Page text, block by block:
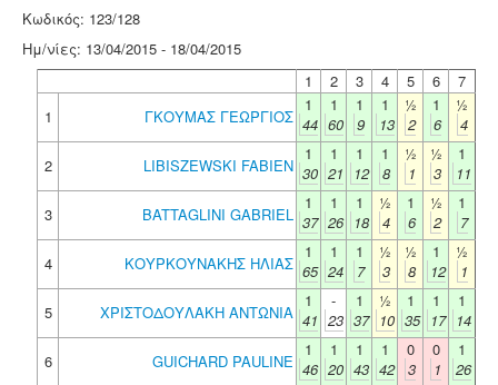
Κωδικός: 123/128
Ημ/νίες: 13/04/2015 - 18/04/2015
1
2 3 4 5 6
7
1
ΓΚΟΥΜΑΣ ΓΕΩΡΓΙΟΣ
1
44
1
60
1
9
1
13
½
2
1
6
½
4
2
LIBISZEWSKI FABIEN
1
30
1
21
1
12
1
8
½
1
½
3
1
11
3
BATTAGLINI GABRIEL
1
37
1
26
1
18
½
4
1
6
½
2
1
7
4
ΚΟΥΡΚΟΥΝΑΚΗΣ ΗΛΙΑΣ
1
65
1
24
1
7
½
3
½
8
1
12
½
1
5
ΧΡΙΣΤΟΔΟΥΛΑΚΗ ΑΝΤΩΝΙΑ
1
41
-
23
1
37
½
10
1
35
1
17
1
14
6
GUICHARD PAULINE
1
46
1
20
1
43
1
42
0
3
0
1
1
26